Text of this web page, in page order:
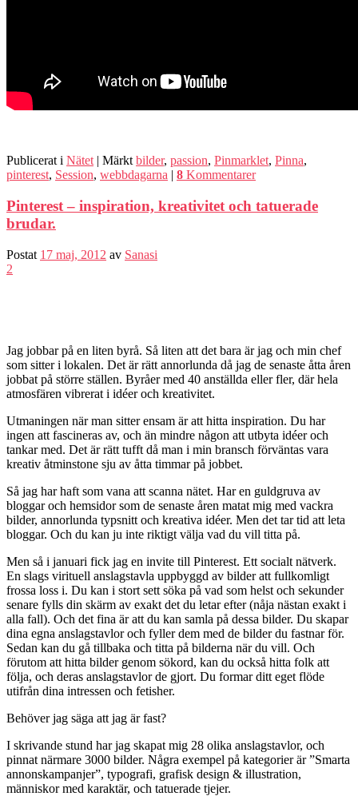
Publicerat i Nätet | Märkt bilder, passion, Pinmarklet, Pinna,
pinterest, Session, webbdagarna | 8 Kommentarer
Pinterest – inspiration, kreativitet och tatuerade
brudar.
Postat 17 maj, 2012 av Sanasi
2
Jag jobbar på en liten byrå. Så liten att det bara är jag och min chef
som sitter i lokalen. Det är rätt annorlunda då jag de senaste åtta åren
jobbat på större ställen. Byråer med 40 anställda eller fler, där hela
atmosfären vibrerat i idéer och kreativitet.
Utmaningen när man sitter ensam är att hitta inspiration. Du har
ingen att fascineras av, och än mindre någon att utbyta idéer och
tankar med. Det är rätt tufft då man i min bransch förväntas vara
kreativ åtminstone sju av åtta timmar på jobbet.
Så jag har haft som vana att scanna nätet. Har en guldgruva av
bloggar och hemsidor som de senaste åren matat mig med vackra
bilder, annorlunda typsnitt och kreativa idéer. Men det tar tid att leta
bloggar. Och du kan ju inte riktigt välja vad du vill titta på.
Men så i januari fick jag en invite till Pinterest. Ett socialt nätverk.
En slags virituell anslagstavla uppbyggd av bilder att fullkomligt
frossa loss i. Du kan i stort sett söka på vad som helst och sekunder
senare fylls din skärm av exakt det du letar efter (nåja nästan exakt i
alla fall). Och det fina är att du kan samla på dessa bilder. Du skapar
dina egna anslagstavlor och fyller dem med de bilder du fastnar för.
Sedan kan du gå tillbaka och titta på bilderna när du vill. Och
förutom att hitta bilder genom sökord, kan du också hitta folk att
följa, och deras anslagstavlor de gjort. Du formar ditt eget flöde
utifrån dina intressen och fetisher.
Behöver jag säga att jag är fast?
I skrivande stund har jag skapat mig 28 olika anslagstavlor, och
pinnat närmare 3000 bilder. Några exempel på kategorier är ”Smarta
annonskampanjer”, typografi, grafisk design & illustration,
människor med karaktär, och tatuerade tjejer.